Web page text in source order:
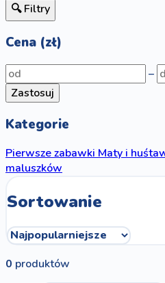
🔍 Filtry
Cena (zł)
–
Zastosuj
Kategorie
Pierwsze zabawkiMaty i
maluszków
Sortowanie
0 produktów